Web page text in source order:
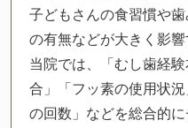
子どもさんの食習慣や
の有無などが大きく影響
当院では、「むし歯経
合」「フッ素の使用状
の回数」などを総合的